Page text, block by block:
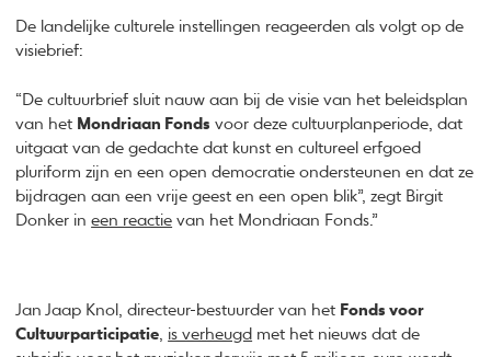
De landelijke culturele instellingen reageerden als volgt op de
visiebrief:
“De cultuurbrief sluit nauw aan bij de visie van het beleidsplan
van het Mondriaan Fonds voor deze cultuurplanperiode, dat
uitgaat van de gedachte dat kunst en cultureel erfgoed
pluriform zijn en een open democratie ondersteunen en dat ze
bijdragen aan een vrije geest en een open blik”, zegt Birgit
Donker ineen reactie van het Mondriaan Fonds.”
Jan Jaap Knol, directeur-bestuurder van het Fonds voor
Cultuurparticipatie is verheugd met het nieuws dat de